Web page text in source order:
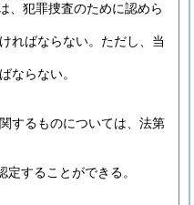
、犯罪捜査のために認めら
ればならない。 ただし、当
ならない。
するものについては、法第
することができる。